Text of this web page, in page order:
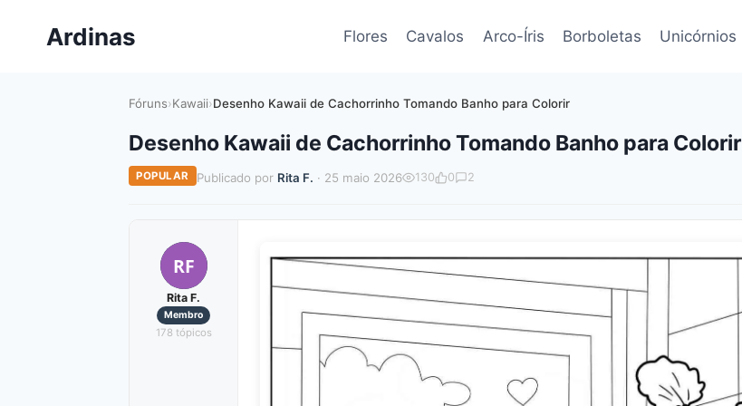
Ardinas Flores Cavalos Arco-Íris Borboletas Unicórnios
Fóruns›Kawaii›Desenho Kawaii de Cachorrinho Tomando Banho para Colorir
Desenho Kawaii de Cachorrinho Tomando Banho para Colorir
POPULAR Publicado por Rita F. · 25 maio 2026 130 0 2
RF
Rita F.
Membro
178 tópicos